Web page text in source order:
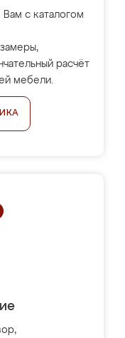
с каталогом
расчёт
мебели.